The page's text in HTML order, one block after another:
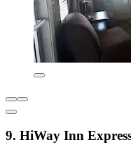
9. HiWay Inn